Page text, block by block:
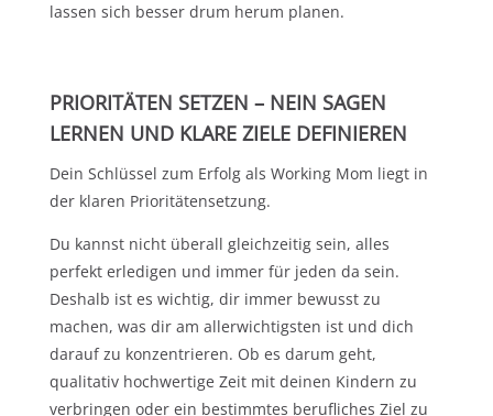
lassen sich besser drum herum planen.
PRIORITÄTEN SETZEN – NEIN SAGEN
LERNEN UND KLARE ZIELE DEFINIEREN
Dein Schlüssel zum Erfolg als Working Mom liegt in
der klaren Prioritätensetzung.
Du kannst nicht überall gleichzeitig sein, alles
perfekt erledigen und immer für jeden da sein.
Deshalb ist es wichtig, dir immer bewusst zu
machen, was dir am allerwichtigsten ist und dich
darauf zu konzentrieren. Ob es darum geht,
qualitativ hochwertige Zeit mit deinen Kindern zu
verbringen oder ein bestimmtes berufliches Ziel zu